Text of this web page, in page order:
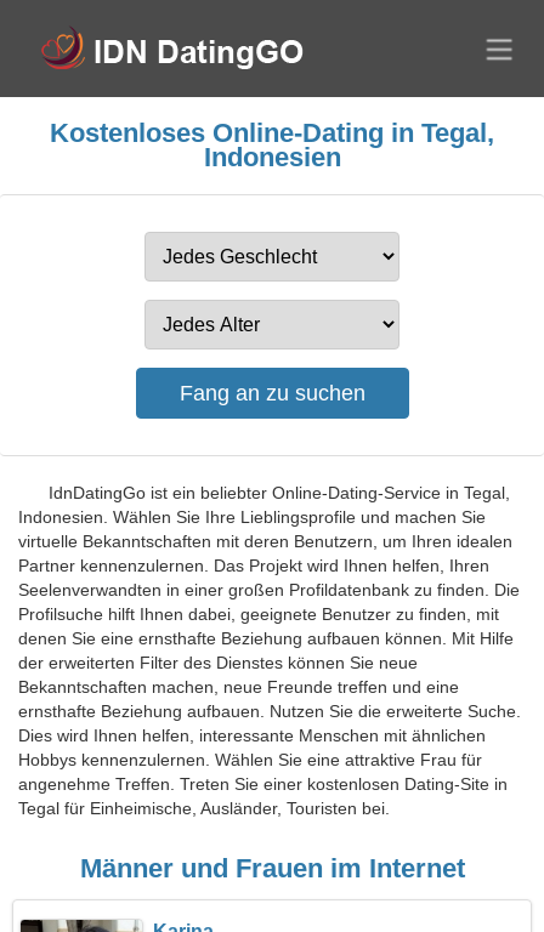
Kostenloses Online-Dating in Tegal,
Indonesien
IdnDatingGo ist ein beliebter Online-Dating-Service in Tegal,
Indonesien. Wählen Sie Ihre Lieblingsprofile und machen Sie
virtuelle Bekanntschaften mit deren Benutzern, um Ihren idealen
Partner kennenzulernen. Das Projekt wird Ihnen helfen, Ihren
Seelenverwandten in einer großen Profildatenbank zu finden. Die
Profilsuche hilft Ihnen dabei, geeignete Benutzer zu finden, mit
denen Sie eine ernsthafte Beziehung aufbauen können. Mit Hilfe
der erweiterten Filter des Dienstes können Sie neue
Bekanntschaften machen, neue Freunde treffen und eine
ernsthafte Beziehung aufbauen. Nutzen Sie die erweiterte Suche.
Dies wird Ihnen helfen, interessante Menschen mit ähnlichen
Hobbys kennenzulernen. Wählen Sie eine attraktive Frau für
angenehme Treffen. Treten Sie einer kostenlosen Dating-Site in
Tegal für Einheimische, Ausländer, Touristen bei.
Männer und Frauen im Internet